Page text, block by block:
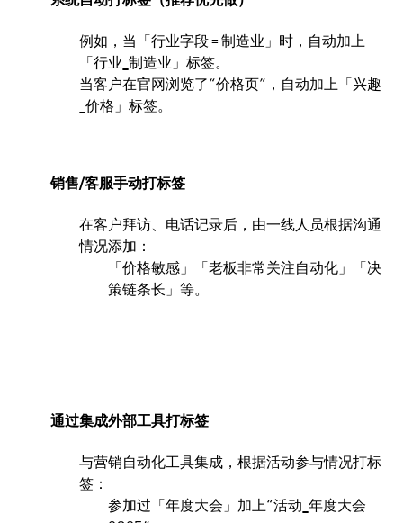
例如，当「行业字段 = 制造业」时，自动加上
「行业_制造业」标签。
当客户在官网浏览了“价格页”，自动加上「兴趣
_价格」标签。
销售/客服手动打标签
在客户拜访、电话记录后，由一线人员根据沟通
情况添加：
「价格敏感」「老板非常关注自动化」「决
策链条长」等。
通过集成外部工具打标签
与营销自动化工具集成，根据活动参与情况打标
签：
参加过「年度大会」加上“活动_年度大会